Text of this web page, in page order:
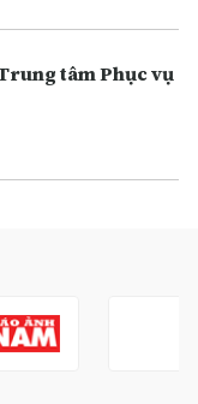
tâm Phục vụ